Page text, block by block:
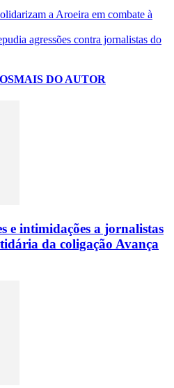
a Aroeira em combate à
agressões contra jornalistas do
MAIS DO AUTOR
e intimidações a jornalistas
da coligação Avança